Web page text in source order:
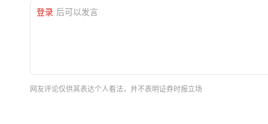
登录 后可以发言
网友评论仅供其表达个人看法，并不表明证券时报立场